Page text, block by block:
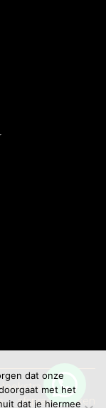
afspraak maken
dat onze
met het
dat je hiermee